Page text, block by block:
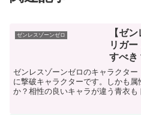
ゼンレスゾーンゼロ
【ゼ
リガ
すべき
ゼンレスゾーンゼロのキャラクタ
に撃破キャラクターです。しかも
か？相性の良いキャラが違う青衣も